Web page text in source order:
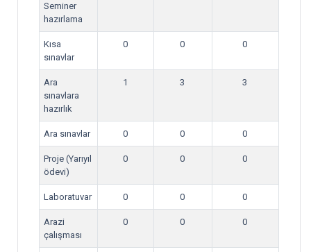
Seminer
hazırlama
Kısa
sınavlar
0 0 0
Ara
sınavlara
hazırlık
1 3 3
Ara sınavlar 0 0 0
Proje (Yarıyıl
ödevi)
0 0 0
Laboratuvar 0 0 0
Arazi
çalışması
0 0 0